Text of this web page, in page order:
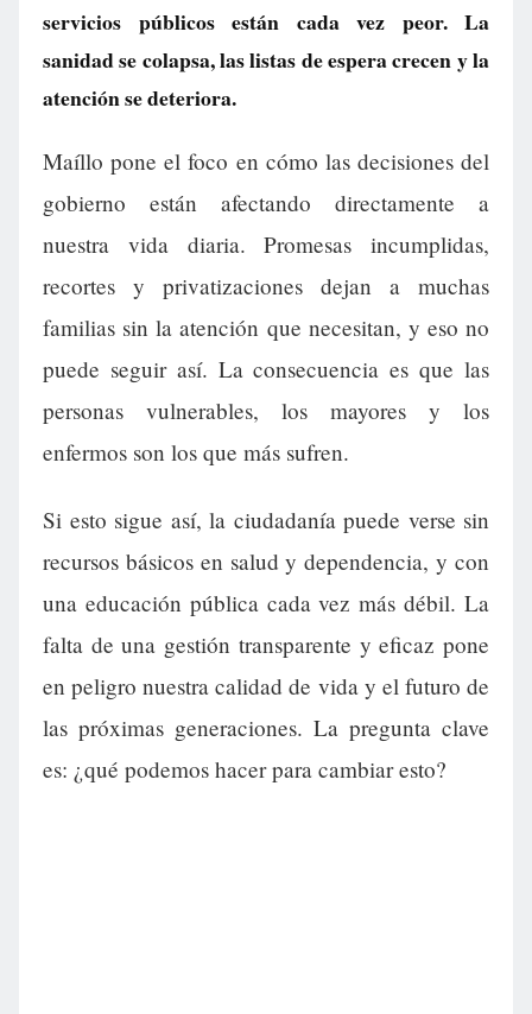
servicios públicos están cada vez peor. La
sanidad se colapsa, las listas de espera crecen y la
atención se deteriora.
Maíllo pone el foco en cómo las decisiones del
gobierno están afectando directamente a
nuestra vida diaria. Promesas incumplidas,
recortes y privatizaciones dejan a muchas
familias sin la atención que necesitan, y eso no
puede seguir así. La consecuencia es que las
personas vulnerables, los mayores y los
enfermos son los que más sufren.
Si esto sigue así, la ciudadanía puede verse sin
recursos básicos en salud y dependencia, y con
una educación pública cada vez más débil. La
falta de una gestión transparente y eficaz pone
en peligro nuestra calidad de vida y el futuro de
las próximas generaciones. La pregunta clave
es: ¿qué podemos hacer para cambiar esto?